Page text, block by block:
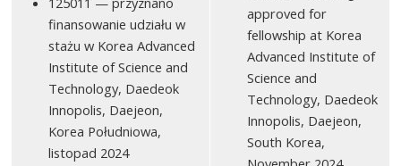
finansowanie udziału w
stażu w Korea Advanced
Institute of Science and
Technology, Daedeok
Innopolis, Daejeon,
Korea Południowa,
listopad 2024
approved for
fellowship at Korea
Advanced Institute of
Science and
Technology, Daedeok
Innopolis, Daejeon,
South Korea,